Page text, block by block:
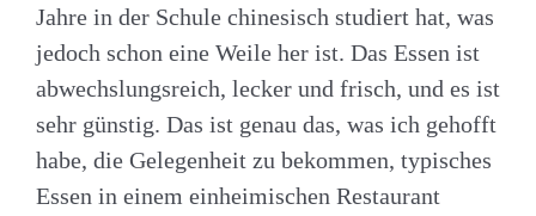
Jahre in der Schule chinesisch studiert hat, was
jedoch schon eine Weile her ist. Das Essen ist
abwechslungsreich, lecker und frisch, und es ist
sehr günstig. Das ist genau das, was ich gehofft
habe, die Gelegenheit zu bekommen, typisches
Essen in einem einheimischen Restaurant